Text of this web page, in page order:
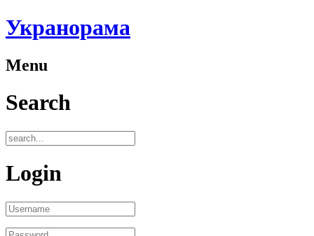
Укранорама
Menu
Search
Login